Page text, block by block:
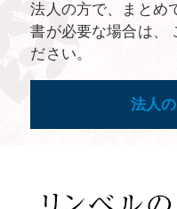
法人の方で、まとめ
書が必要な場合は、
ださい。
法人